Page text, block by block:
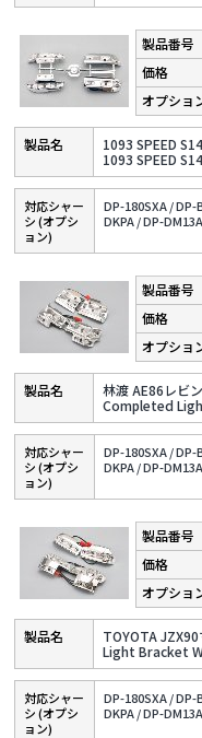
1093 SPEED
1093 SPEED
対応シャー
シ (オプシ
ョン)
DP-180SXA /DP-
DKPA /DP-
林渡 AE86レビ
Completed
対応シャー
シ (オプシ
ョン)
DP-180SXA /DP-
DKPA /DP-
TOYOTA
Light Bracket
対応シャー
シ (オプシ
ョン)
DP-180SXA /DP-
DKPA /DP-